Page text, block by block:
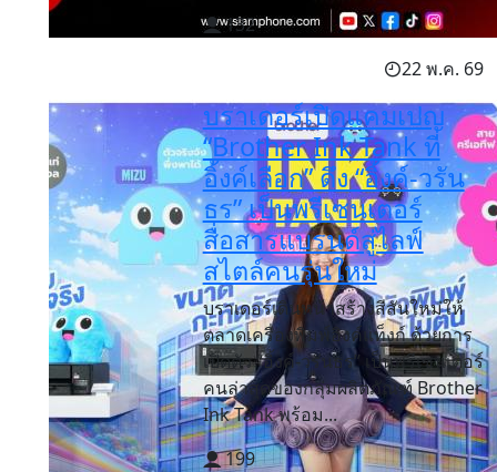
132
22 พ.ค. 69
บราเดอร์เปิดแคมเปญ
“Brother Ink Tank ที่
อิ้งค์เลือก” ดึง “อิ้งค์-วรัน
ธร” เป็นพรีเซนเตอร์
สื่อสารแบรนด์สู่ไลฟ์
สไตล์คนรุ่นใหม่
บราเดอร์เดินหน้าสร้างสีสันใหม่ให้
ตลาดเครื่องพิมพ์อิงค์แท็งก์ ด้วยการ
เปิดตัว “อิ้งค์-วรันธร” เป็นพรีเซนเตอร์
คนล่าสุดของกลุ่มผลิตภัณฑ์ Brother
Ink Tank พร้อม...
199